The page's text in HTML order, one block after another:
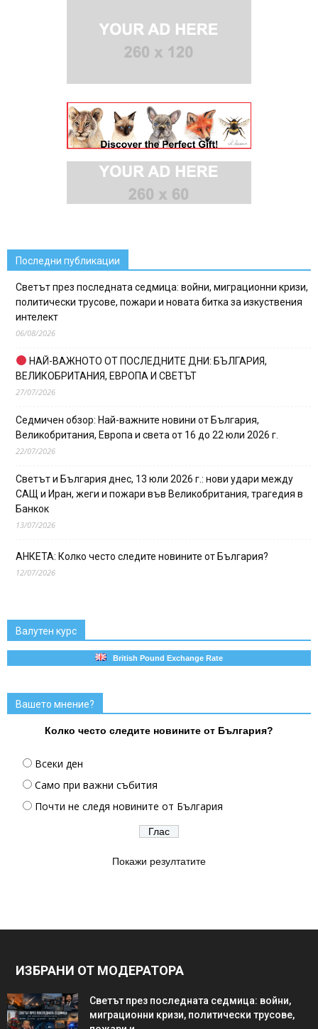
Последни публикации
Светът през последната седмица: войни, миграционни кризи,
политически трусове, пожари и новата битка за изкуствения
интелект
06/08/2026
НАЙ-ВАЖНОТО ОТ ПОСЛЕДНИТЕ ДНИ: БЪЛГАРИЯ,
ВЕЛИКОБРИТАНИЯ, ЕВРОПА И СВЕТЪТ
27/07/2026
Седмичен обзор: Най-важните новини от България,
Великобритания, Европа и света от 16 до 22 юли 2026 г.
22/07/2026
Светът и България днес, 13 юли 2026 г.: нови удари между
САЩ и Иран, жеги и пожари във Великобритания, трагедия в
Банкок
13/07/2026
АНКЕТА: Колко често следите новините от България?
12/07/2026
Валутен курс
British Pound Exchange Rate
Вашето мнение?
Колко често следите новините от България?
Всеки ден
Само при важни събития
Почти не следя новините от България
Покажи резултатите
ИЗБРАНИ ОТ МОДЕРАТОРА
Светът през последната седмица: войни,
миграционни кризи, политически трусове,